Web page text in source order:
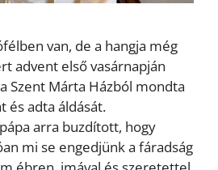
van, de a hangja még
advent első vasárnapján
Szent Márta Házból mondta
és adta áldását.
arra buzdított, hogy
mi se engedjünk a fáradság